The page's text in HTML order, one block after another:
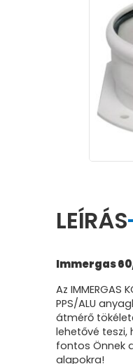
LEÍRÁS
Immergas
Az
PPS/ALU
átmérő
lehetővé
fontos Önnek
alapokra!